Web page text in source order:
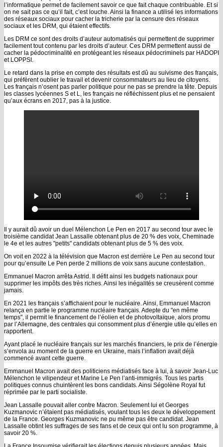
l’informatique permet de facilement savoir ce que fait chaque contribuable. Et si
on ne sait pas ce qu’il fait, c’est louche. Ainsi la finance a utilisé les informations
des réseaux sociaux pour cacher la tricherie par la censure des réseaux
sociaux et les DRM, qui étaient effectifs.
Les DRM ce sont des droits d’auteur automatisés qui permettent de supprimer
facilement tout contenu par les droits d’auteur. Ces DRM permettent aussi de
cacher la pédocriminalité en protégeant les réseaux pédocriminels par HADOPI
et LOPPSI.
Le retard dans la prise en compte des résultats est dû au suivisme des français,
qui préfèrent oublier le travail et devenir consommateurs au lieu de citoyens.
Les français n’osent pas parler politique pour ne pas se prendre la tête. Depuis
les classes lycéennes S et L, les français ne réfléchissent plus et ne pensaient
qu’aux écrans en 2017, pas à la justice.
Il y aurait dû avoir un duel Mélenchon Le Pen en 2017 au second tour avec le
troisième candidat Jean Lassalle obtenant plus de 20 % des voix, Cheminade
le 4e et les autres "petits" candidats obtenant plus de 5 % des voix.
On voit en 2022 à la télévision que Macron est derrière Le Pen au second tour
pour qu’ensuite Le Pen perde 2 millions de voix sans aucune contestation.
Emmanuel Macron arrêta Astrid. Il défit ainsi les budgets nationaux pour
supprimer les impôts des très riches. Ainsi les inégalités se creusèrent comme
jamais.
En 2021 les français s’affichaient pour le nucléaire. Ainsi, Emmanuel Macron
relança en partie le programme nucléaire français. Adepte du "en même
temps", il permit le financement de l’éolien et de photovoltaïque, alors promu
par l’Allemagne, des centrales qui consomment plus d’énergie utile qu’elles en
rapportent.
Ayant placé le nucléaire français sur les marchés financiers, le prix de l’énergie
s’envola au moment de la guerre en Ukraine, mais l’inflation avait déjà
commencé avant cette guerre.
Emmanuel Macron avait des politiciens médiatisés face à lui, à savoir Jean-Luc
Mélenchon le vilipendeur et Marine Le Pen l’anti-immigrés. Tous les partis
politiques connus chuintèrent les bons candidats. Ainsi Ségolène Royal fut
réprimée par le parti socialiste.
Jean Lassalle pouvait aller contre Macron. Seulement lui et Georges
Kuzmanovic n’étaient pas médiatisés, voulant tous les deux le développement
de la France. Georges Kuzmanovic ne pu même pas être candidat. Jean
Lassalle obtint les suffrages de ses fans et de ceux qui ont lu son programme, à
savoir 20 %.